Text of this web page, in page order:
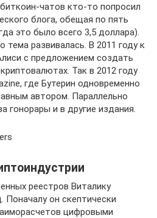
чатов кто-то попросил
блога, обещая по пять
это было всего 3,5 доллара).
тема развивалась. В 2011 году к
с предложением создать
Так в 2012 году
где Бутерин одновременно
автором. Параллельно
гонорары и в другие издания.
реестров Виталику
Поначалу он скептически
цифровыми